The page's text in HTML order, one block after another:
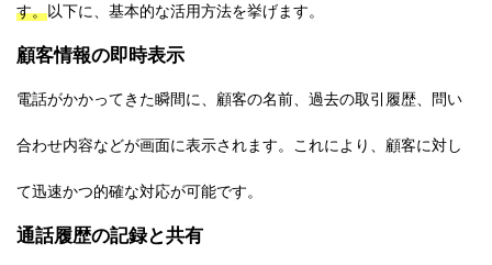
す。以下に、基本的な活用方法を挙げます。
顧客情報の即時表示
電話がかかってきた瞬間に、顧客の名前、過去の取引履歴、問い
合わせ内容などが画面に表示されます。これにより、顧客に対し
て迅速かつ的確な対応が可能です。
通話履歴の記録と共有